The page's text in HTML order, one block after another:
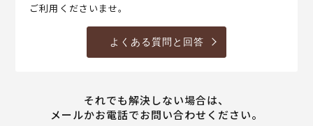
ご利用くださいませ。
よくある質問と回答
それでも解決しない場合は、
メールかお電話でお問い合わせください。